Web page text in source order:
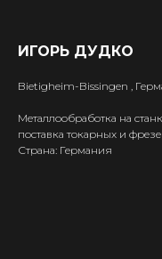
ИГОРЬ ДУДКО
Bietigheim-Bissingen ,
Металлообработка на
поставка токарных и
Страна: Германия